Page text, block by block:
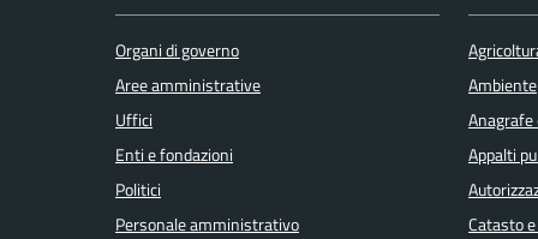
Organi di governo
Aree amministrative
Uffici
Enti e fondazioni
Politici
Personale amministrativo
Ambiente
Appalti
Catasto